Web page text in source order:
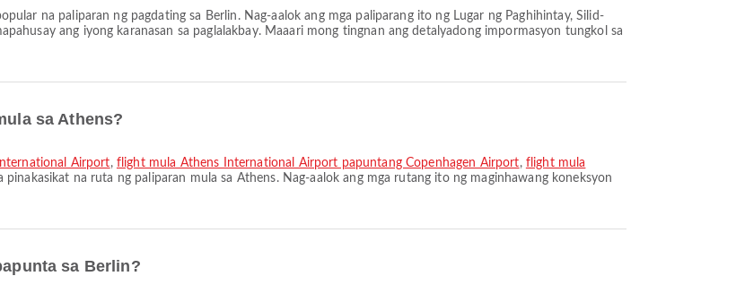
na paliparan ng pagdating sa Berlin. Nag-aalok ang mga paliparang ito ng Lugar ng Paghihintay, Silid-
ang iyong karanasan sa paglalakbay. Maaari mong tingnan ang detalyadong impormasyon tungkol sa
sa Athens?
Airport, flight mula Athens International Airport papuntang Copenhagen Airport, flight mula
pinakasikat na ruta ng paliparan mula sa Athens. Nag-aalok ang mga rutang ito ng maginhawang koneksyon
sa Berlin?